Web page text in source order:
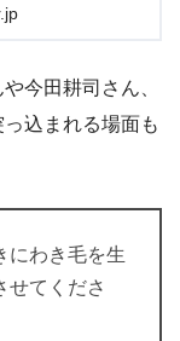
今田耕司さん、
込まれる場面も
にわき毛を生
せてくださ